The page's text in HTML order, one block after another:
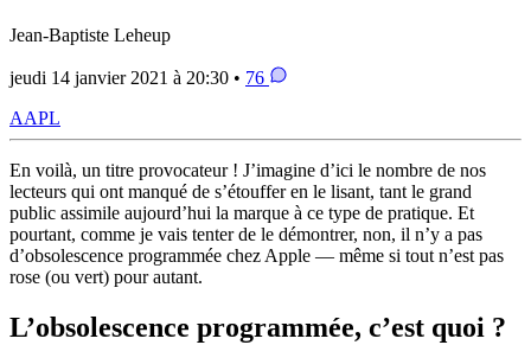
Jean-Baptiste Leheup
jeudi 14 janvier 2021 à 20:30 • 76
AAPL
En voilà, un titre provocateur ! J’imagine d’ici le nombre de nos
lecteurs qui ont manqué de s’étouffer en le lisant, tant le grand
public assimile aujourd’hui la marque à ce type de pratique. Et
pourtant, comme je vais tenter de le démontrer, non, il n’y a pas
d’obsolescence programmée chez Apple — même si tout n’est pas
rose (ou vert) pour autant.
L’obsolescence programmée, c’est quoi ?